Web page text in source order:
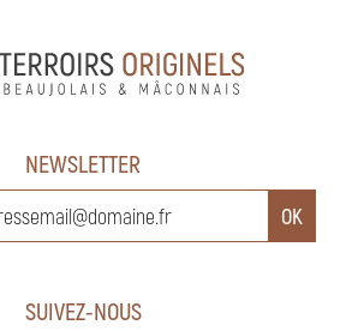
NEWSLETTER
SUIVEZ-NOUS